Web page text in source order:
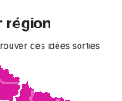
région
des idées sorties